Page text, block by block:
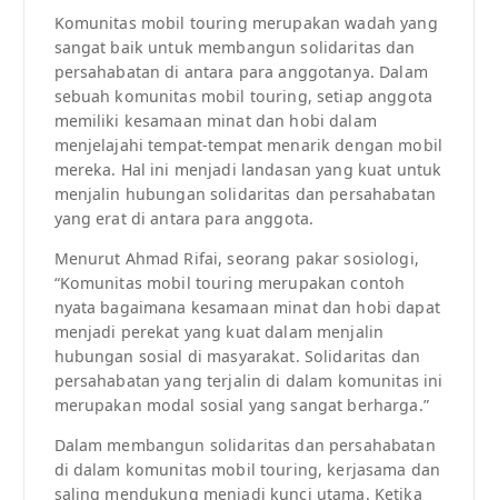
Komunitas mobil touring merupakan wadah yang
sangat baik untuk membangun solidaritas dan
persahabatan di antara para anggotanya. Dalam
sebuah komunitas mobil touring, setiap anggota
memiliki kesamaan minat dan hobi dalam
menjelajahi tempat-tempat menarik dengan mobil
mereka. Hal ini menjadi landasan yang kuat untuk
menjalin hubungan solidaritas dan persahabatan
yang erat di antara para anggota.
Menurut Ahmad Rifai, seorang pakar sosiologi,
“Komunitas mobil touring merupakan contoh
nyata bagaimana kesamaan minat dan hobi dapat
menjadi perekat yang kuat dalam menjalin
hubungan sosial di masyarakat. Solidaritas dan
persahabatan yang terjalin di dalam komunitas ini
merupakan modal sosial yang sangat berharga.”
Dalam membangun solidaritas dan persahabatan
di dalam komunitas mobil touring, kerjasama dan
saling mendukung menjadi kunci utama. Ketika